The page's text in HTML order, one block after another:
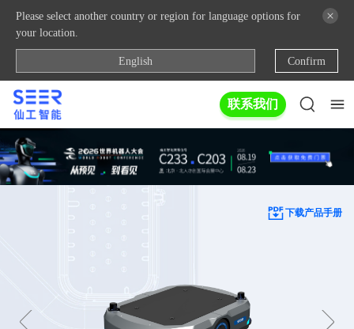
Please select another country or region for language options for
your location.
English Confirm
联系我们
下载产品手册